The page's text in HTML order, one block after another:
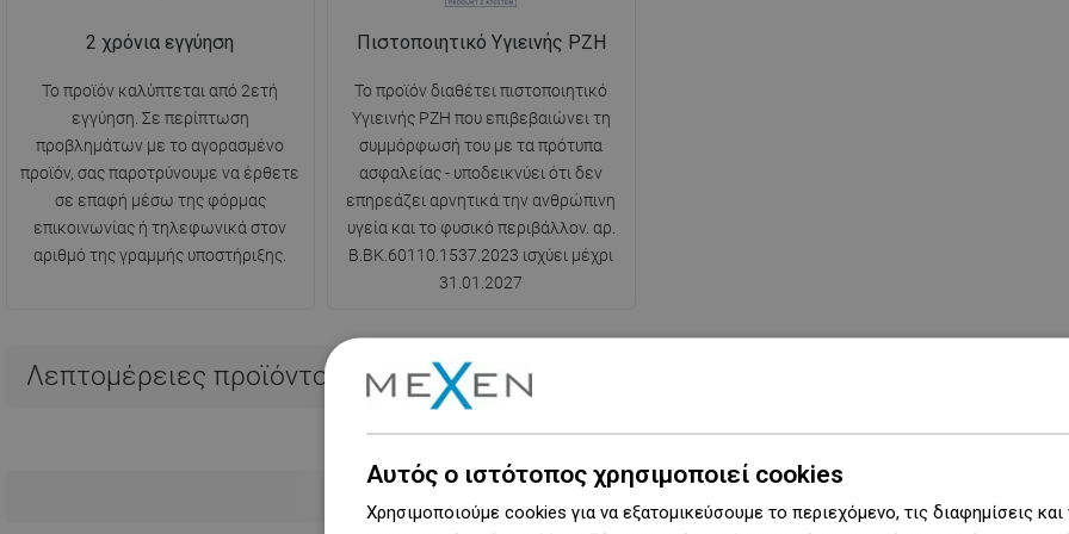
2 χρόνια εγγύηση
Το προϊόν καλύπτεται από 2ετή
εγγύηση. Σε περίπτωση
προβλημάτων με το αγορασμένο
προϊόν, σας παροτρύνουμε να έρθετε
σε επαφή μέσω της φόρμας
επικοινωνίας ή τηλεφωνικά στον
αριθμό της γραμμής υποστήριξης.
Πιστοποιητικό Υγιεινής PZH
Το προϊόν διαθέτει πιστοποιητικό
Υγιεινής PZH που επιβεβαιώνει τη
συμμόρφωσή του με τα πρότυπα
ασφαλείας - υποδεικνύει ότι δεν
επηρεάζει αρνητικά την ανθρώπινη
υγεία και το φυσικό περιβάλλον. αρ.
B.BK.60110.1537.2023 ισχύει μέχρι
31.01.2027
Λεπτομέρειες προϊόντος
Αυτός ο ιστότοπος χρησιμοποιεί cookies
Χρησιμοποιούμε cookies για να εξατομικεύσουμε το περιεχόμενο, τις διαφημίσεις